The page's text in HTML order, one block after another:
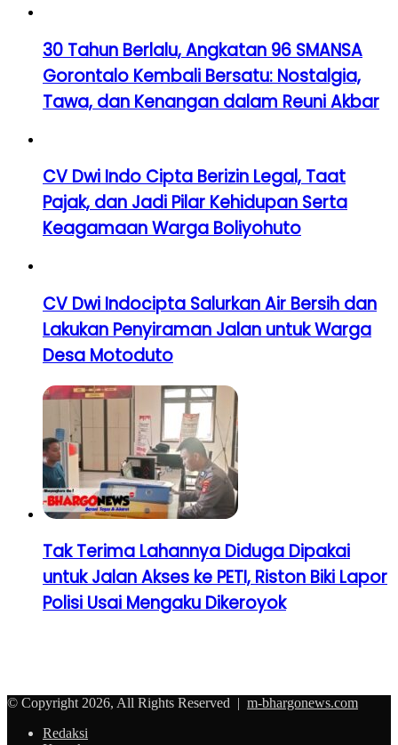
30 Tahun Berlalu, Angkatan 96 SMANSA
Gorontalo Kembali Bersatu: Nostalgia,
Tawa, dan Kenangan dalam Reuni Akbar
CV Dwi Indo Cipta Berizin Legal, Taat
Pajak, dan Jadi Pilar Kehidupan Serta
Keagamaan Warga Boliyohuto
CV Dwi Indocipta Salurkan Air Bersih dan
Lakukan Penyiraman Jalan untuk Warga
Desa Motoduto
Tak Terima Lahannya Diduga Dipakai
untuk Jalan Akses ke PETI, Riston Biki Lapor
Polisi Usai Mengaku Dikeroyok
© Copyright 2026, All Rights Reserved | m-bhargonews.com
Redaksi